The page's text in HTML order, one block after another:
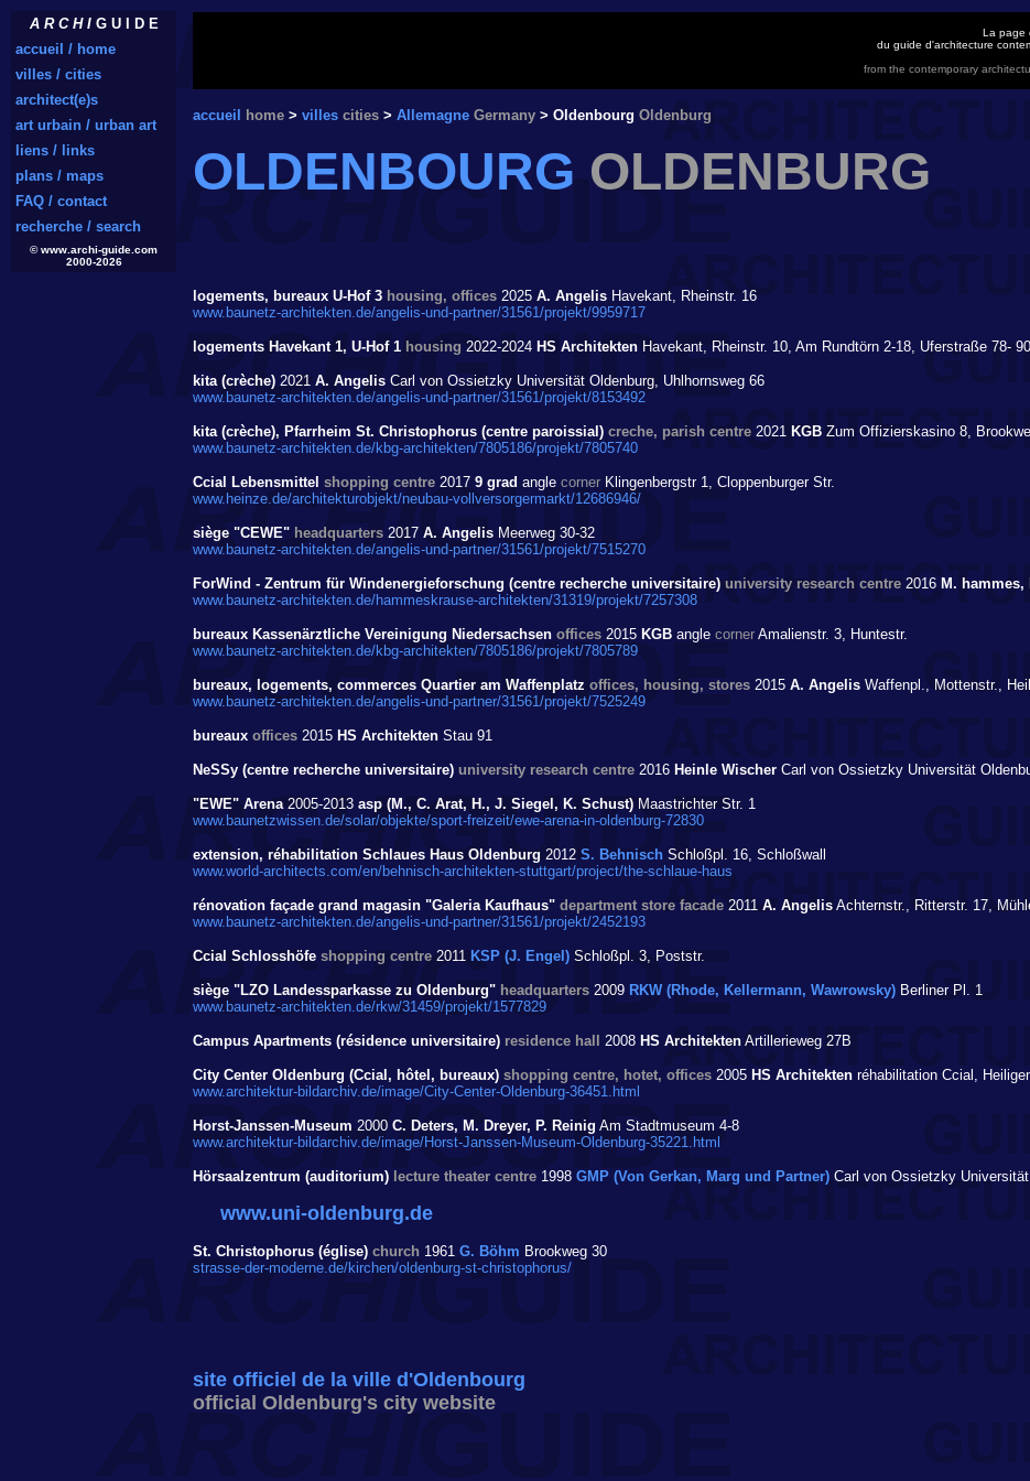
A R C H IG U I D E
accueil / home
villes / cities
architect(e)s
art urbain / urban art
liens / links
plans / maps
FAQ / contact
recherche / search
© www.archi-guide.com
2000-2026
La page
du guide d'architecture
from the contemporary
accueil home > villes cities > Allemagne Germany > Oldenbourg Oldenburg
OLDENBOURG OLDENBURG
logements, bureaux U-Hof 3 housing, offices 2025 A. Angelis Havekant, Rheinstr. 16
www.baunetz-architekten.de/angelis-und-partner/31561/projekt/9959717
logements Havekant 1, U-Hof 1 housing 2022-2024 HS Architekten Havekant, Rheinstr. 10, Am Rundtörn 2-18, Uferstraße 78- 90
kita (crèche) 2021 A. Angelis Carl von Ossietzky Universität Oldenburg, Uhlhornsweg 66
www.baunetz-architekten.de/angelis-und-partner/31561/projekt/8153492
kita (crèche), Pfarrheim St. Christophorus (centre paroissial) creche, parish centre 2021 KGB Zum Offizierskasino 8,
www.baunetz-architekten.de/kbg-architekten/7805186/projekt/7805740
Ccial Lebensmittel shopping centre 2017 9 grad angle corner Klingenbergstr 1, Cloppenburger Str.
www.heinze.de/architekturobjekt/neubau-vollversorgermarkt/12686946/
siège "CEWE" headquarters 2017 A. Angelis Meerweg 30-32
www.baunetz-architekten.de/angelis-und-partner/31561/projekt/7515270
ForWind - Zentrum für Windenergieforschung (centre recherche universitaire) university research centre 2016 M. hammes,
www.baunetz-architekten.de/hammeskrause-architekten/31319/projekt/7257308
bureaux Kassenärztliche Vereinigung Niedersachsen offices 2015 KGB angle corner Amalienstr. 3, Huntestr.
www.baunetz-architekten.de/kbg-architekten/7805186/projekt/7805789
bureaux, logements, commerces Quartier am Waffenplatz offices, housing, stores 2015 A. Angelis Waffenpl., Mottenstr.,
www.baunetz-architekten.de/angelis-und-partner/31561/projekt/7525249
bureaux offices 2015 HS Architekten Stau 91
NeSSy (centre recherche universitaire) university research centre 2016 Heinle Wischer Carl von Ossietzky Universität
"EWE" Arena2005-2013 asp (M., C. Arat, H., J. Siegel, K. Schust) Maastrichter Str. 1
www.baunetzwissen.de/solar/objekte/sport-freizeit/ewe-arena-in-oldenburg-72830
extension, réhabilitation Schlaues Haus Oldenburg 2012 S. Behnisch Schloßpl. 16, Schloßwall
www.world-architects.com/en/behnisch-architekten-stuttgart/project/the-schlaue-haus
rénovation façade grand magasin "Galeria Kaufhaus" department store facade 2011 A. Angelis Achternstr., Ritterstr. 17,
www.baunetz-architekten.de/angelis-und-partner/31561/projekt/2452193
Ccial Schlosshöfe shopping centre 2011 KSP (J. Engel) Schloßpl. 3, Poststr.
siège "LZO Landessparkasse zu Oldenburg" headquarters 2009 RKW (Rhode, Kellermann, Wawrowsky) Berliner Pl. 1
www.baunetz-architekten.de/rkw/31459/projekt/1577829
Campus Apartments (résidence universitaire) residence hall 2008 HS Architekten Artillerieweg 27B
City Center Oldenburg (Ccial, hôtel, bureaux) shopping centre, hotet, offices 2005 HS Architekten réhabilitation Ccial,
www.architektur-bildarchiv.de/image/City-Center-Oldenburg-36451.html
Horst-Janssen-Museum 2000 C. Deters, M. Dreyer, P. Reinig Am Stadtmuseum 4-8
www.architektur-bildarchiv.de/image/Horst-Janssen-Museum-Oldenburg-35221.html
Hörsaalzentrum (auditorium) lecture theater centre 1998 GMP (Von Gerkan, Marg und Partner) Carl von Ossietzky
www.uni-oldenburg.de
St. Christophorus (église) church 1961 G. Böhm Brookweg 30
strasse-der-moderne.de/kirchen/oldenburg-st-christophorus/
site officiel de la ville d'Oldenbourg
official Oldenburg's city website